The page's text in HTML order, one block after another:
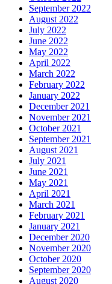
September 2022
August 2022
July 2022
June 2022
May 2022
April 2022
March 2022
February 2022
January 2022
December 2021
November 2021
October 2021
September 2021
August 2021
July 2021
June 2021
May 2021
April 2021
March 2021
February 2021
January 2021
December 2020
November 2020
October 2020
September 2020
August 2020